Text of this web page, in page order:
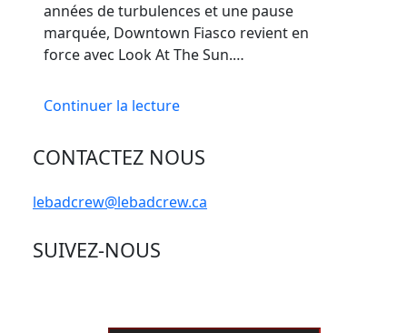
années de turbulences et une pause
marquée, Downtown Fiasco revient en
force avec Look At The Sun.…
Continuer la lecture
CONTACTEZ NOUS
lebadcrew@lebadcrew.ca
SUIVEZ-NOUS